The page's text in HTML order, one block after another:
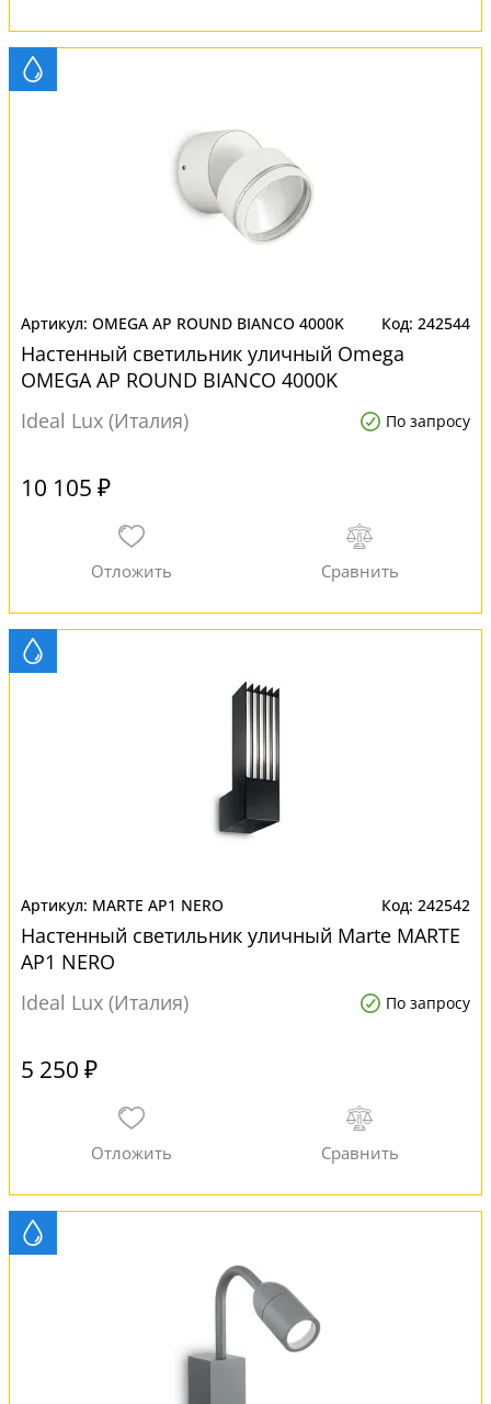
OMEGA AP ROUND BIANCO 4000K 242544
Настенный светильник уличный Omega
OMEGA AP ROUND BIANCO 4000K
Ideal Lux (Италия)
По запросу
10 105 ₽
MARTE AP1 NERO 242542
Настенный светильник уличный Marte MARTE
AP1 NERO
Ideal Lux (Италия)
По запросу
5 250 ₽